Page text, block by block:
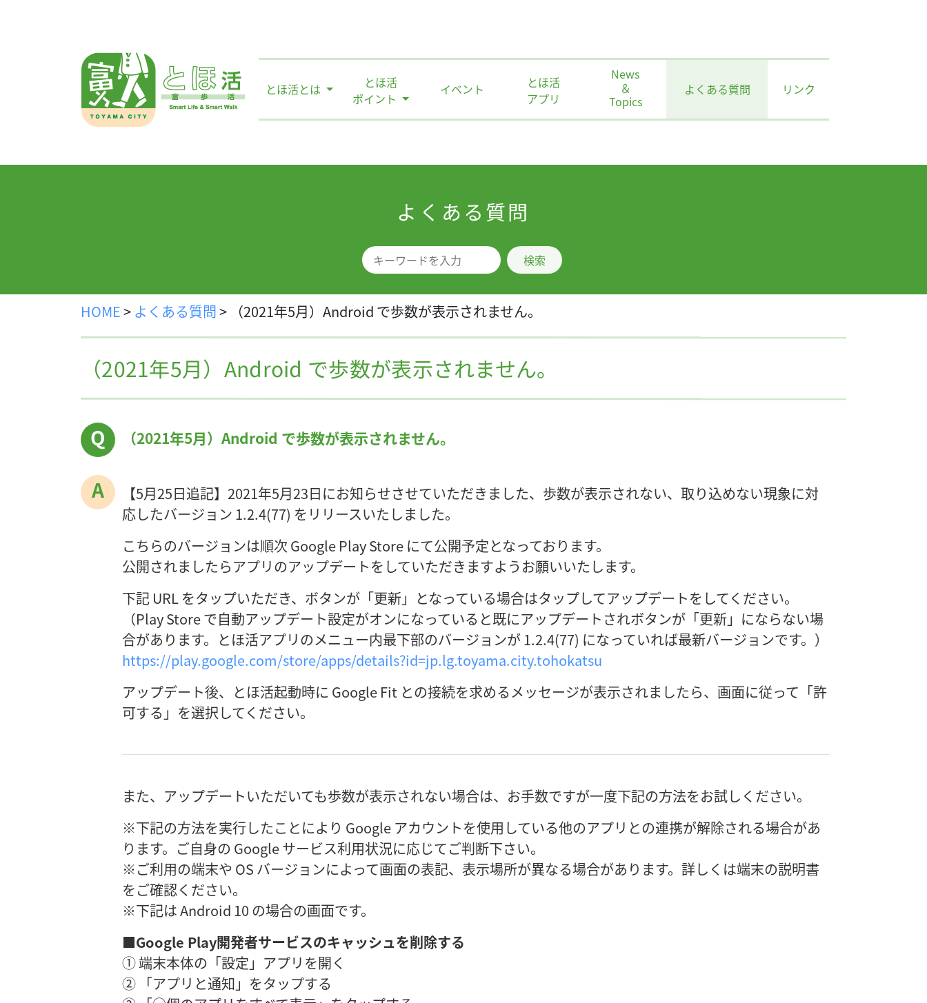
とほ活とは
とほ活
ポイント
イベント
とほ活
アプリ
News
＆
Topics
よくある質問 リンク
よくある質問
検索
HOME> よくある質問> （2021年5月）Android で歩数が表示されません。
（2021年5月）Android で歩数が表示されません。
（2021年5月）Android で歩数が表示されません。
【5月25日追記】2021年5月23日にお知らせさせていただきました、歩数が表示されない、取り込めない現象に対
応したバージョン 1.2.4(77) をリリースいたしました。
こちらのバージョンは順次 Google Play Store にて公開予定となっております。
公開されましたらアプリのアップデートをしていただきますようお願いいたします。
下記 URL をタップいただき、ボタンが「更新」となっている場合はタップしてアップデートをしてください。
（Play Store で自動アップデート設定がオンになっていると既にアップデートされボタンが「更新」にならない場
合があります。とほ活アプリのメニュー内最下部のバージョンが 1.2.4(77) になっていれば最新バージョンです。）
https://play.google.com/store/apps/details?id=jp.lg.toyama.city.tohokatsu
アップデート後、とほ活起動時に Google Fit との接続を求めるメッセージが表示されましたら、画面に従って「許
可する」を選択してください。
また、アップデートいただいても歩数が表示されない場合は、お手数ですが一度下記の方法をお試しください。
※下記の方法を実行したことにより Google アカウントを使用している他のアプリとの連携が解除される場合があ
ります。ご自身の Google サービス利用状況に応じてご判断下さい。
※ご利用の端末や OS バージョンによって画面の表記、表示場所が異なる場合があります。詳しくは端末の説明書
をご確認ください。
※下記は Android 10 の場合の画面です。
■Google Play開発者サービスのキャッシュを削除する
① 端末本体の「設定」アプリを開く
② 「アプリと通知」をタップする